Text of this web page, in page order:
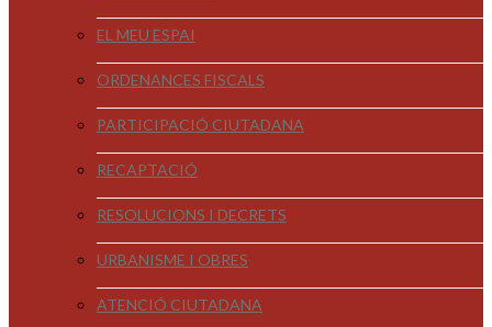
EL MEU ESPAI
ORDENANCES FISCALS
PARTICIPACIÓ CIUTADANA
RECAPTACIÓ
RESOLUCIONS I DECRETS
URBANISME I OBRES
ATENCIÓ CIUTADANA